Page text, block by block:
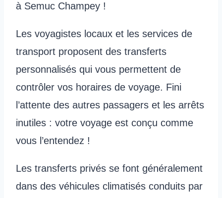
à Semuc Champey !
Les voyagistes locaux et les services de
transport proposent des transferts
personnalisés qui vous permettent de
contrôler vos horaires de voyage. Fini
l’attente des autres passagers et les arrêts
inutiles : votre voyage est conçu comme
vous l’entendez !
Les transferts privés se font généralement
dans des véhicules climatisés conduits par